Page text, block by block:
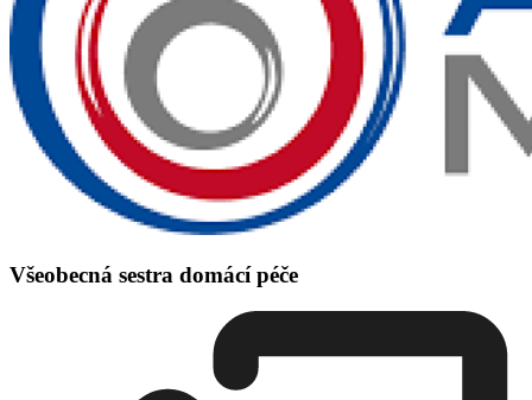
Všeobecná sestra domácí péče